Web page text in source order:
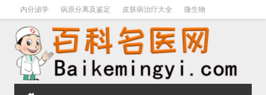
内分泌学 病原分离及鉴定 皮肤病治疗大全 微生物
皮肤病学 男科学 血液病学 心血管 口腔医学 禁戒毒品